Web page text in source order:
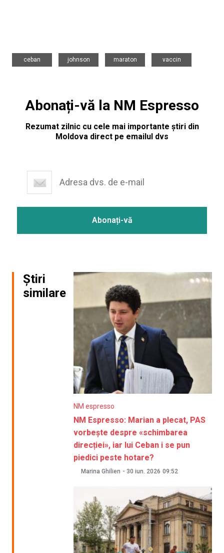
ceban
johnson
maraton
vaccin
Abonați-vă la NM Espresso
Rezumat zilnic cu cele mai importante știri din
Moldova direct pe emailul dvs
Știri
similare
NM espresso
NM Espresso: Marian a plecat, PAS
vorbește despre «schimbarea
direcției», iar lui Ceban i se pun
piedici peste hotare?
Marina Ghilien - 30 iun. 2026 09:52